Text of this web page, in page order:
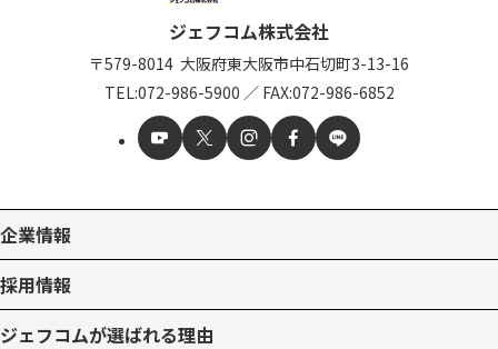
ジェフコム株式会社
〒579-8014 大阪府東大阪市中石切町3-13-16
TEL:072-986-5900 ／ FAX:072-986-6852
企業情報
採用情報
ジェフコムが選ばれる理由